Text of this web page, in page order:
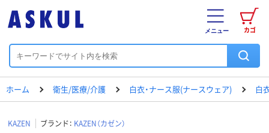
カゴ
メニュー
ホーム 衛生/医療/介護 白衣・ナース服(ナースウェア) 白
KAZEN ブランド： KAZEN（カゼン）